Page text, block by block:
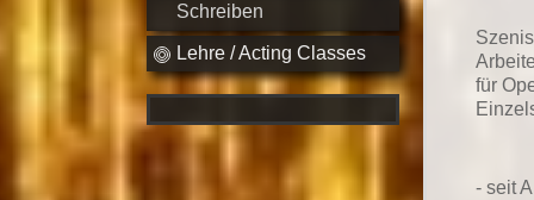
Schreiben
Lehre / Acting Classes
für
- seit